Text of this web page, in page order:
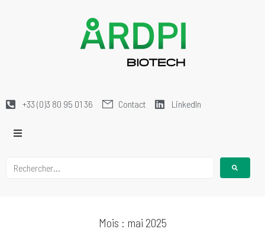
+33 (0)3 80 95 01 36 Contact LinkedIn
Mois : mai 2025